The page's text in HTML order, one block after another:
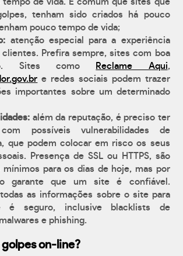
tenham sido criados há pouco
pouco tempo de vida;
atenção especial para a experiência
Prefira sempre, sites com boa
Sites como
Reclame Aqui,
e redes sociais podem trazer
importantes sobre um determinado
além da reputação, é preciso ter
possíveis vulnerabilidades de
que podem colocar em risco os seus
Presença de SSL ou HTTPS, são
mínimos para os dias de hoje, mas por
garante que um site é confiável.
as informações sobre o site para
é seguro, inclusive blacklists de
e phishing.
on-line?